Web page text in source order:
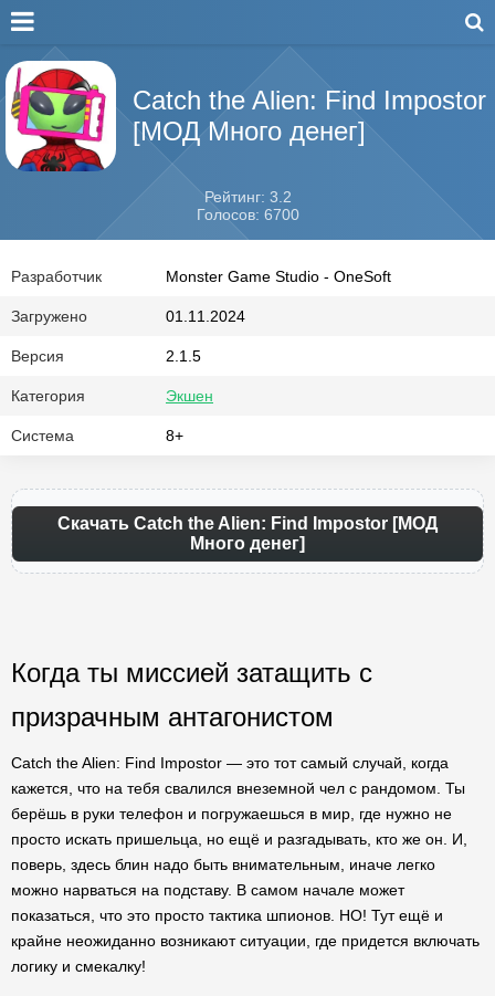
Catch the Alien: Find Impostor
[МОД Много денег]
Рейтинг: 3.2
Голосов: 6700
Разработчик Monster Game Studio - OneSoft
Загружено 01.11.2024
Версия 2.1.5
Категория Экшен
Система 8+
Скачать Catch the Alien: Find Impostor [МОД
Много денег]
Когда ты миссией затащить с
призрачным антагонистом
Catch the Alien: Find Impostor — это тот самый случай, когда
кажется, что на тебя свалился внеземной чел с рандомом. Ты
берёшь в руки телефон и погружаешься в мир, где нужно не
просто искать пришельца, но ещё и разгадывать, кто же он. И,
поверь, здесь блин надо быть внимательным, иначе легко
можно нарваться на подставу. В самом начале может
показаться, что это просто тактика шпионов. НО! Тут ещё и
крайне неожиданно возникают ситуации, где придется включать
логику и смекалку!